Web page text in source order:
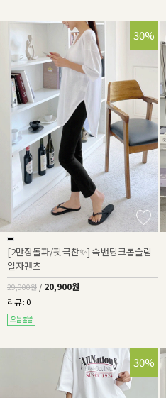
30%
[2만장돌파/핏극찬✨] 속밴딩크롭슬림
일자팬츠
29,900원 / 20,900원
리뷰 : 0
30%